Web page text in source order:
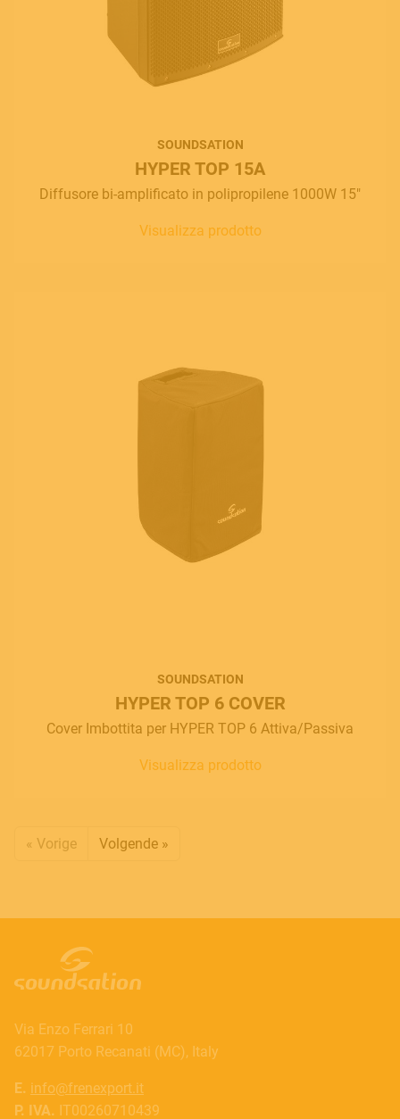
SOUNDSATION
HYPER TOP 15A
Diffusore bi-amplificato in polipropilene 1000W 15"
Visualizza prodotto
SOUNDSATION
HYPER TOP 6 COVER
Cover Imbottita per HYPER TOP 6 Attiva/Passiva
Visualizza prodotto
« Vorige Volgende »
Via Enzo Ferrari 10
62017 Porto Recanati (MC), Italy
E. info@frenexport.it
P. IVA. IT00260710439